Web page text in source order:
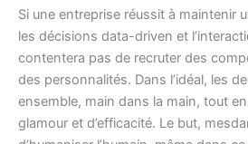
Si une entreprise réussit à maintenir
les décisions data-driven et
contentera pas de recruter des
des personnalités. Dans l’idéal, les
ensemble, main dans la main, tout
glamour et d’efficacité. Le but,